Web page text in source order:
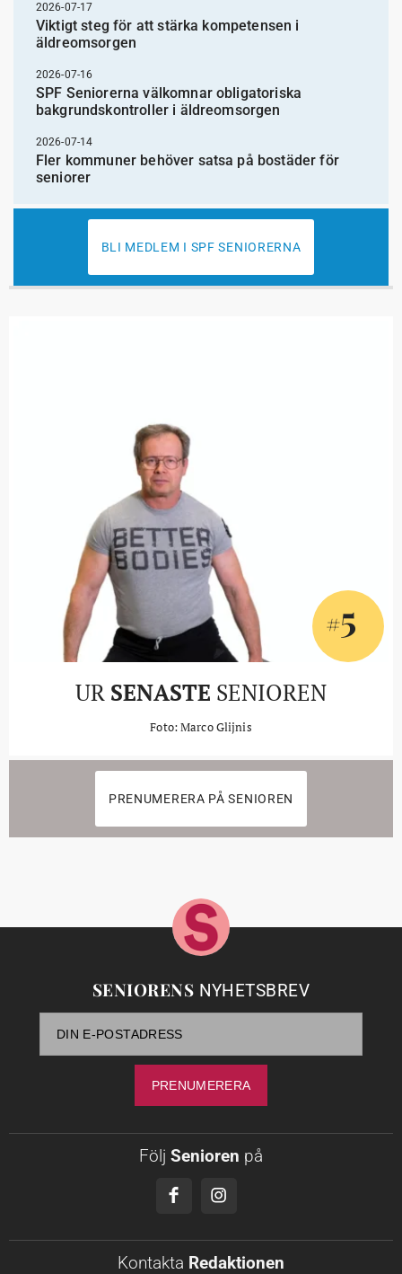
2026-07-17
Viktigt steg för att stärka kompetensen i
äldreomsorgen
2026-07-16
SPF Seniorerna välkomnar obligatoriska
bakgrundskontroller i äldreomsorgen
2026-07-14
Fler kommuner behöver satsa på bostäder för
seniorer
BLI MEDLEM I SPF SENIORERNA
#5
UR SENASTE SENIOREN
Foto: Marco Glijnis
PRENUMERERA PÅ SENIOREN
SENIORENS NYHETSBREV
Följ Senioren på
Kontakta Redaktionen